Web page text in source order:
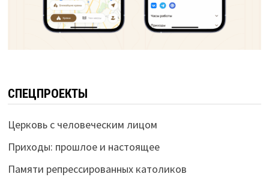
СПЕЦПРОЕКТЫ
Церковь с человеческим лицом
Приходы: прошлое и настоящее
Памяти репрессированных католиков